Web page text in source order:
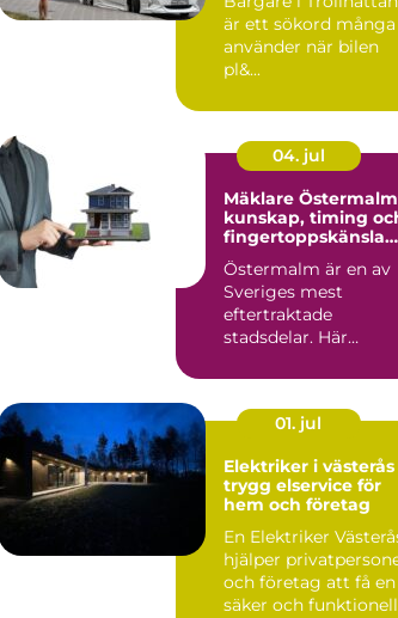
är ett sökord många
använder när bilen
pl&...
04. jul
Mäklare
kunskap, timing
fingertoppskänsla
på stockholms mest
klassiska adress
Östermalm är en av
Sveriges mest
eftertraktade
stadsdelar. Här
sekelsk...
01. jul
Elektriker i västerås
trygg elservice för
hem och företag
En Elektriker
hjälper
och företag att få en
säker och funktionell